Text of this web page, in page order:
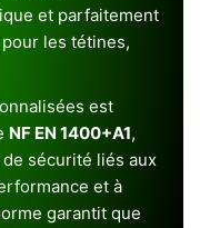
et parfaitement
les tétines,
est
NF EN 1400+A1,
sécurité liés aux
et à
garantit que